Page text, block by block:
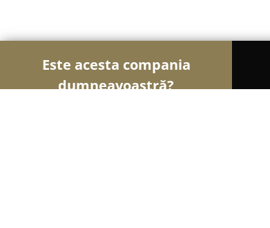
Este acesta compania
dumneavoastră?